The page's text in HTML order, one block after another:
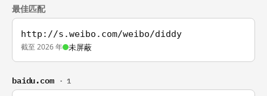
最佳匹配
http://s.weibo.com/weibo/diddy
截至 2026 年 未屏蔽
baidu.com · 1